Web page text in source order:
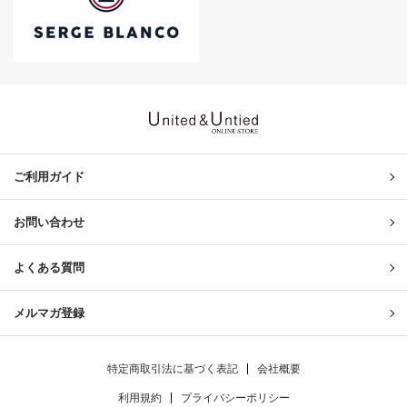
ご利用ガイド
お問い合わせ
よくある質問
メルマガ登録
特定商取引法に基づく表記 会社概要
利用規約 プライバシーポリシー